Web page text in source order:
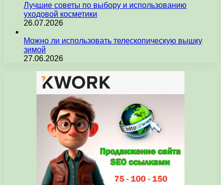
Лучшие советы по выбору и использованию
уходовой косметики
26.07.2026
Можно ли использовать телескопическую вышку
зимой
27.06.2026